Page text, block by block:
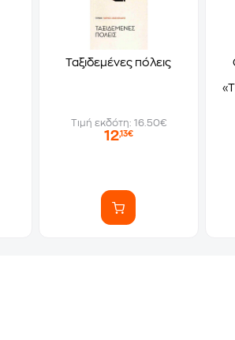
Ταξιδεμένες πόλεις
Τιμή εκδότη: 16.50€
12,13€